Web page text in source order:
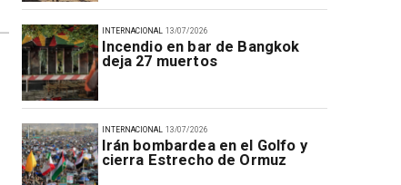
13/07/2026
Incendio en bar de Bangkok
deja 27 muertos
INTERNACIONAL
13/07/2026
Irán bombardea en el Golfo y
cierra Estrecho de Ormuz
INTERNACIONAL